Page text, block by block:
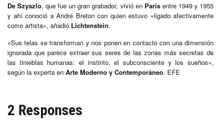
De Szyszlo, que fue un gran grabador, vivió en Parísentre 1949 y 1955
y ahí conoció a André Breton con quien estuvo «ligado afectivamente
como artista», añadió Lichtenstein.
«Sus telas se transforman y nos ponen en contacto con una dimensión
ignorada que parece extraer sus seres de las zonas más secretas de
las tinieblas humanas: el instinto, el subconsciente y los sueños»,
según la experta en Arte Moderno y Contemporáneo. EFE
2 Responses